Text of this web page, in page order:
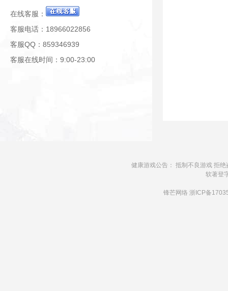
在线客服：
客服电话：18966022856
客服QQ：859346939
客服在线时间：9:00-23:00
健康游戏公告： 抵制不良游戏 拒
软著登
锋芒网络 浙ICP备